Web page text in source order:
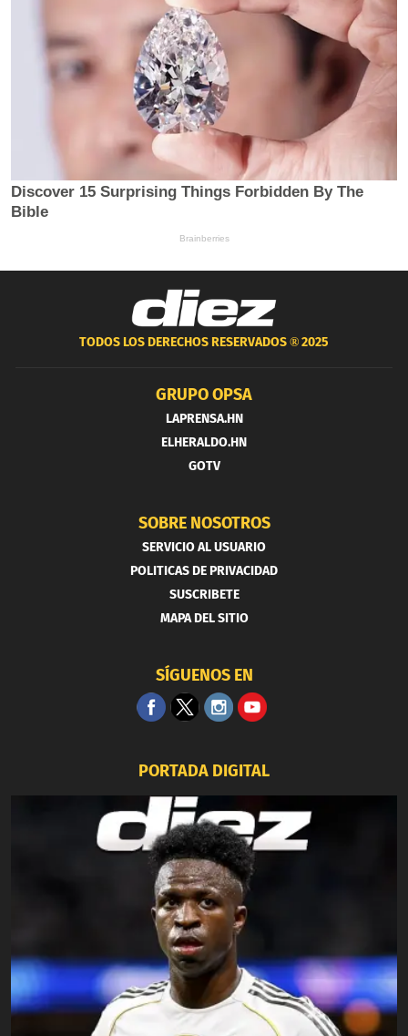
TODOS LOS DERECHOS RESERVADOS ®2025
GRUPO OPSA
LAPRENSA.HN
ELHERALDO.HN
GOTV
SOBRE NOSOTROS
SERVICIO AL USUARIO
POLITICAS DE PRIVACIDAD
SUSCRIBETE
MAPA DEL SITIO
SÍGUENOS EN
PORTADA DIGITAL